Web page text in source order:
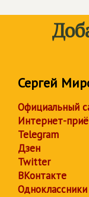
Сергей
Официальный
Интернет-
Telegram
Дзен
Twitter
ВКонтакте
Одноклассники